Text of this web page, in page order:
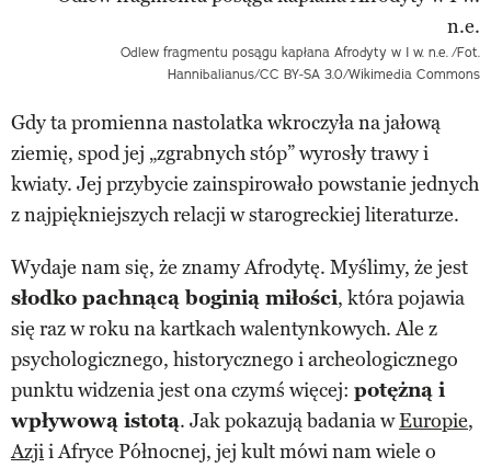
Odlew fragmentu posągu kapłana Afrodyty w I w. n.e. /Fot.
Hannibalianus/CC BY-SA 3.0/Wikimedia Commons
Gdy ta promienna nastolatka wkroczyła na jałową
ziemię, spod jej „zgrabnych stóp” wyrosły trawy i
kwiaty. Jej przybycie zainspirowało powstanie jednych
z najpiękniejszych relacji w starogreckiej literaturze.
Wydaje nam się, że znamy Afrodytę. Myślimy, że jest
słodko pachnącą boginią miłości, która pojawia
się raz w roku na kartkach walentynkowych. Ale z
psychologicznego, historycznego i archeologicznego
punktu widzenia jest ona czymś więcej: potężną i
wpływową istotą. Jak pokazują badania wEuropie,
Azjii Afryce Północnej, jej kult mówi nam wiele o